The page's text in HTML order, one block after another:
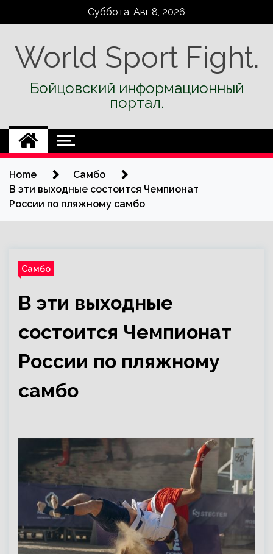
Суббота, Авг 8, 2026
World Sport Fight.
Бойцовский информационный
портал.
Home
Самбо
В эти выходные состоится Чемпионат
России по пляжному самбо
Самбо
В эти выходные
состоится Чемпионат
России по пляжному
самбо